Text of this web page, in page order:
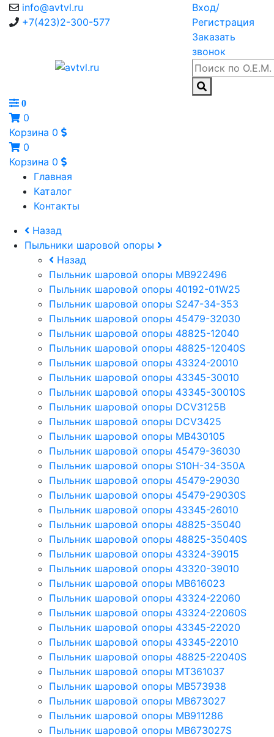
info@avtvl.ru
+7(423)2-300-577
Вход/
Регистрация
Заказать
звонок
0
0
Корзина 0
0
Корзина 0
Главная
Каталог
Контакты
Назад
Пыльники шаровой опоры
Назад
Пыльник шаровой опоры MB922496
Пыльник шаровой опоры 40192-01W25
Пыльник шаровой опоры S247-34-353
Пыльник шаровой опоры 45479-32030
Пыльник шаровой опоры 48825-12040
Пыльник шаровой опоры 48825-12040S
Пыльник шаровой опоры 43324-20010
Пыльник шаровой опоры 43345-30010
Пыльник шаровой опоры 43345-30010S
Пыльник шаровой опоры DCV3125B
Пыльник шаровой опоры DCV3425
Пыльник шаровой опоры MB430105
Пыльник шаровой опоры 45479-36030
Пыльник шаровой опоры S10H-34-350A
Пыльник шаровой опоры 45479-29030
Пыльник шаровой опоры 45479-29030S
Пыльник шаровой опоры 43345-26010
Пыльник шаровой опоры 48825-35040
Пыльник шаровой опоры 48825-35040S
Пыльник шаровой опоры 43324-39015
Пыльник шаровой опоры 43320-39010
Пыльник шаровой опоры MB616023
Пыльник шаровой опоры 43324-22060
Пыльник шаровой опоры 43324-22060S
Пыльник шаровой опоры 43345-22020
Пыльник шаровой опоры 43345-22010
Пыльник шаровой опоры 48825-22040S
Пыльник шаровой опоры MT361037
Пыльник шаровой опоры MB573938
Пыльник шаровой опоры MB673027
Пыльник шаровой опоры MB911286
Пыльник шаровой опоры MB673027S